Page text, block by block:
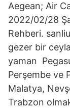
Aegean; Air
2022/02/28
Rehberi.
gezer bir
yaman
Perşembe ve
Malatya,
Trabzon